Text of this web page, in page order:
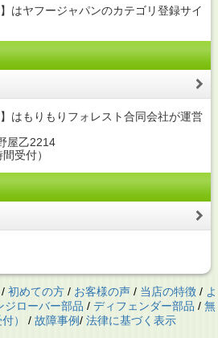
はヤフージャパンのカテゴリ登録サイ
はもりもりフォレスト合同会社が運営
屋乙2214
受付）
初めての方/ お客様の声/ 当店の特徴/ よ
ジローバー部品 / ディフェンダー部品 / 無
）
/ 故障事例/ 法律に基づく表示